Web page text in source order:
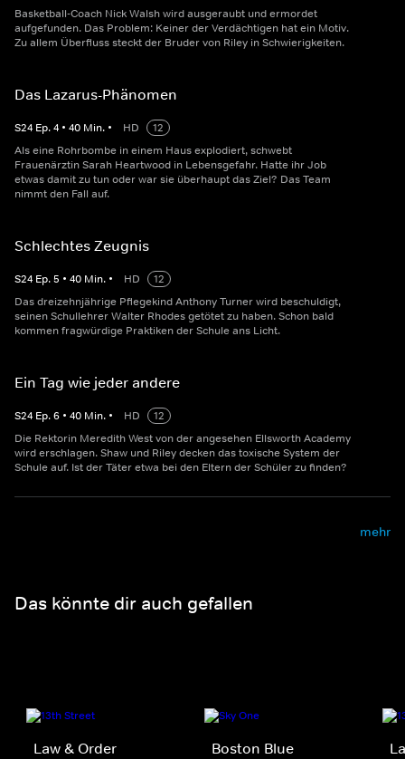
Basketball-Coach Nick Walsh wird ausgeraubt und ermordet
aufgefunden. Das Problem: Keiner der Verdächtigen hat ein Motiv.
Zu allem Überfluss steckt der Bruder von Riley in Schwierigkeiten.
Das Lazarus-Phänomen
S24 Ep.4 • 40 Min. • HD
12
Als eine Rohrbombe in einem Haus explodiert, schwebt
Frauenärztin Sarah Heartwood in Lebensgefahr. Hatte ihr Job
etwas damit zu tun oder war sie überhaupt das Ziel? Das Team
nimmt den Fall auf.
Schlechtes Zeugnis
S24 Ep.5 • 40 Min. • HD
12
Das dreizehnjährige Pflegekind Anthony Turner wird beschuldigt,
seinen Schullehrer Walter Rhodes getötet zu haben. Schon bald
kommen fragwürdige Praktiken der Schule ans Licht.
Ein Tag wie jeder andere
S24 Ep.6 • 40 Min. • HD
12
Die Rektorin Meredith West von der angesehen Ellsworth Academy
wird erschlagen. Shaw und Riley decken das toxische System der
Schule auf. Ist der Täter etwa bei den Eltern der Schüler zu finden?
mehr
Das könnte dir auch gefallen
Law & Order
Boston Blue